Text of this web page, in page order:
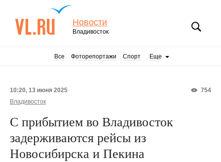
Новости
Владивосток
Все Фоторепортажи Спорт Еще
754
10:20, 13 июня 2025
Владивосток
С прибытием во Владивосток
задерживаются рейсы из
Новосибирска и Пекина